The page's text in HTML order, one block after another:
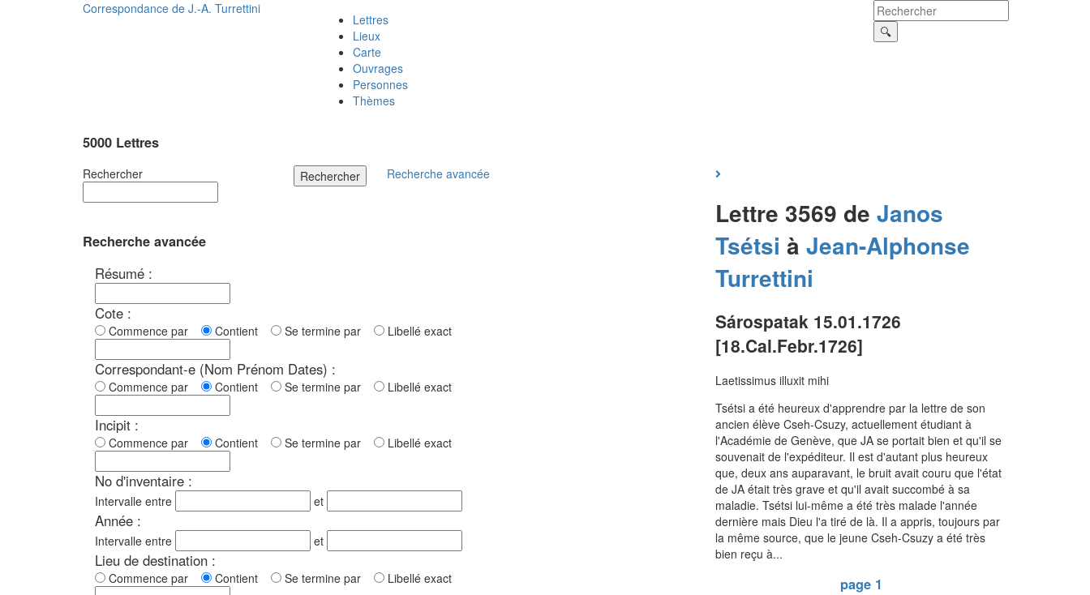
Correspondance de J.-A. Turrettini
Lettres
Lieux
Carte
Ouvrages
Personnes
Thèmes
5000 Lettres
Rechercher Rechercher Recherche avancée
Recherche avancée
Résumé :
Cote :
Commence par Contient Se termine par Libellé exact
Correspondant-e (Nom Prénom Dates) :
Commence par Contient Se termine par Libellé exact
Incipit :
Commence par Contient Se termine par Libellé exact
No d'inventaire :
Intervalle entre et
Année :
Intervalle entre et
Lieu de destination :
Commence par Contient Se termine par Libellé exact
Lettre 3569 de Janos
Tsétsi à Jean-Alphonse
Turrettini
Sárospatak 15.01.1726
[18.Cal.Febr.1726]
Laetissimus illuxit mihi
Tsétsi a été heureux d'apprendre par la lettre de son
ancien élève Cseh-Csuzy, actuellement étudiant à
l'Académie de Genève, que JA se portait bien et qu'il se
souvenait de l'expéditeur. Il est d'autant plus heureux
que, deux ans auparavant, le bruit avait couru que l'état
de JA était très grave et qu'il avait succombé à sa
maladie. Tsétsi lui-même a été très malade l'année
dernière mais Dieu l'a tiré de là. Il a appris, toujours par
la même source, que le jeune Cseh-Csuzy a été très
bien reçu à...
page 1